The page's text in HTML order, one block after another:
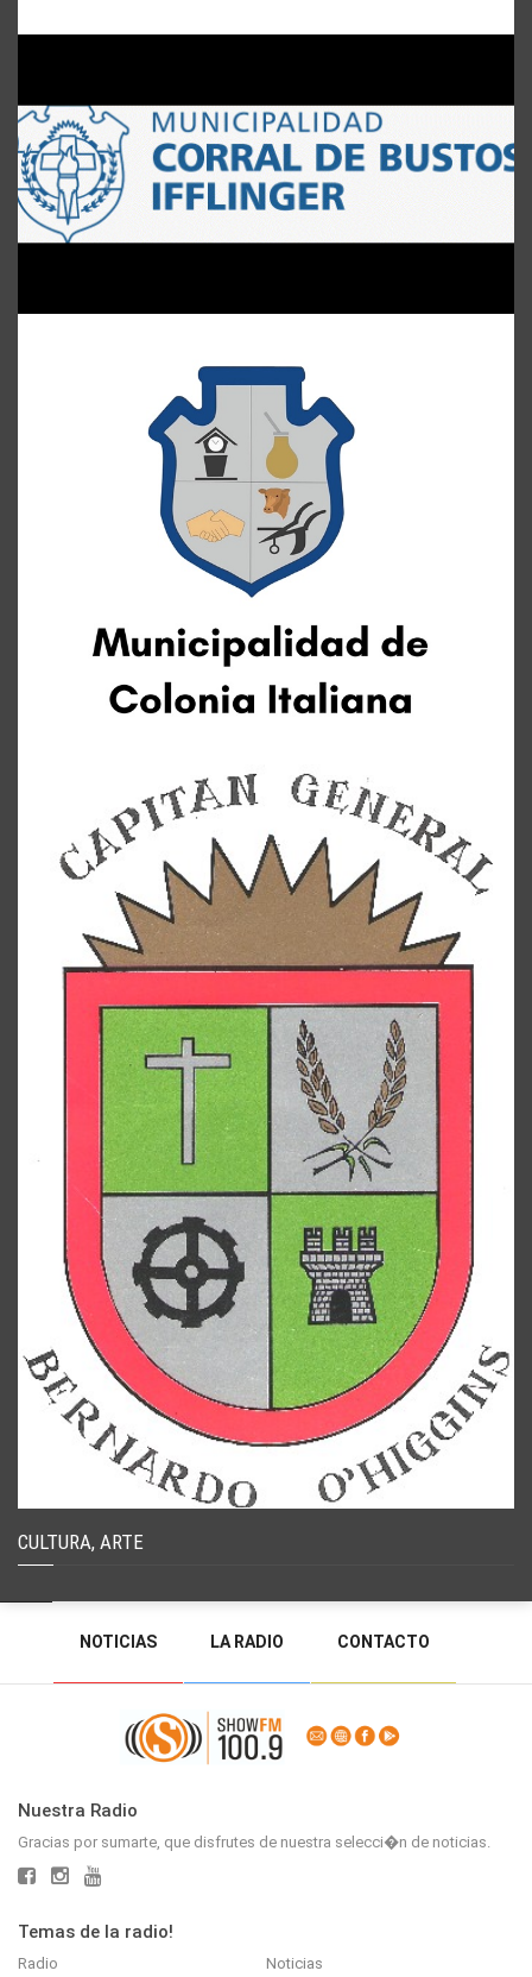
CULTURA, ARTE
NOTICIAS LA RADIO CONTACTO
PROGRAMACIÓN RADIO EN VIVO
DEJAR MENSAJE
Nuestra Radio
Gracias por sumarte, que disfrutes de nuestra selecci�n de noticias.
Temas de la radio!
Radio
Noticias